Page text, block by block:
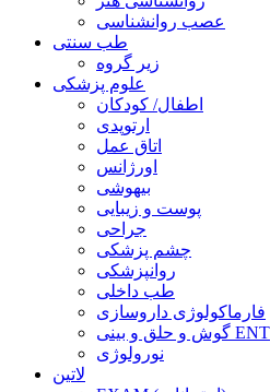
عصب روانشناسی
طب سنتی
زیر گروه
علوم پزشکی
اطفال/ کودکان
ارتوپدی
اتاق عمل
اورژانس
بیهوشی
پوست و زیبایی
جراحی
چشم پزشکی
روانپزشکی
طب داخلی
فارماکولوژی داروسازی
گوش و حلق و بینی ENT
نورولوژی
لاتین